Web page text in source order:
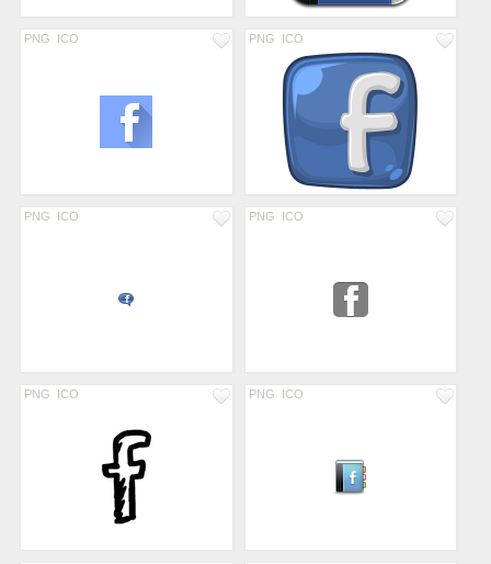
PNG ICO PNG ICO
PNG ICO PNG ICO
PNG ICO PNG ICO